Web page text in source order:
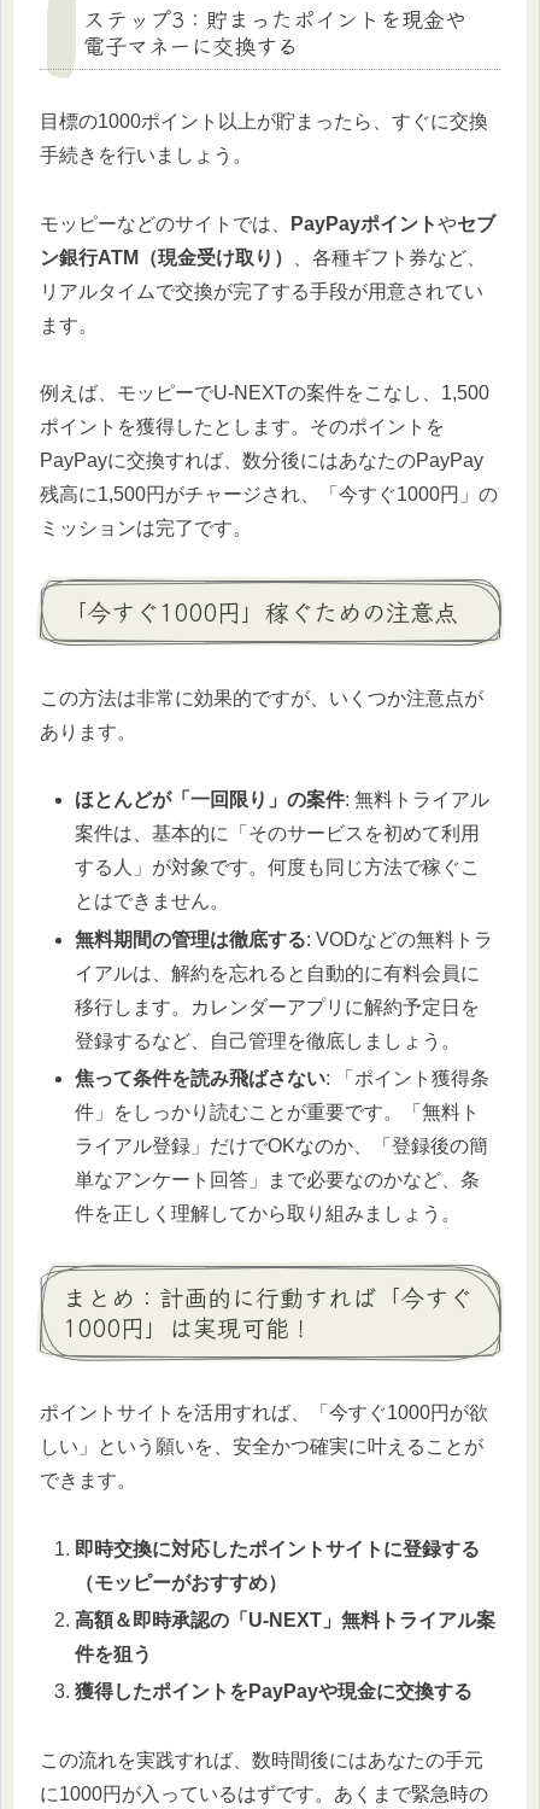
ステップ3：貯まったポイントを現金や
電子マネーに交換する
目標の1000ポイント以上が貯まったら、すぐに交換
手続きを行いましょう。
モッピーなどのサイトでは、 PayPayポイントやセブ
ン銀行ATM（現金受け取り）
、各種ギフト券など、
リアルタイムで交換が完了する手段が用意されてい
ます。
例えば、モッピーでU-NEXTの案件をこなし、1,500
ポイントを獲得したとします。そのポイントを
PayPayに交換すれば、数分後にはあなたのPayPay
残高に1,500円がチャージされ、「今すぐ1000円」の
ミッションは完了です。
「今すぐ1000円」稼ぐための注意点
この方法は非常に効果的ですが、いくつか注意点が
あります。
ほとんどが「一回限り」の案件: 無料トライアル
案件は、基本的に「そのサービスを初めて利用
する人」が対象です。何度も同じ方法で稼ぐこ
とはできません。
無料期間の管理は徹底する: VODなどの無料トラ
イアルは、解約を忘れると自動的に有料会員に
移行します。カレンダーアプリに解約予定日を
登録するなど、自己管理を徹底しましょう。
焦って条件を読み飛ばさない: 「ポイント獲得条
件」をしっかり読むことが重要です。「無料ト
ライアル登録」だけでOKなのか、「登録後の簡
単なアンケート回答」まで必要なのかなど、条
件を正しく理解してから取り組みましょう。
まとめ：計画的に行動すれば「今すぐ
1000円」は実現可能！
ポイントサイトを活用すれば、「今すぐ1000円が欲
しい」という願いを、安全かつ確実に叶えることが
できます。
即時交換に対応したポイントサイトに登録する
（モッピーがおすすめ）
高額＆即時承認の「U-NEXT」無料トライアル案
件を狙う
獲得したポイントをPayPayや現金に交換する
この流れを実践すれば、数時間後にはあなたの手元
に1000円が入っているはずです。あくまで緊急時の